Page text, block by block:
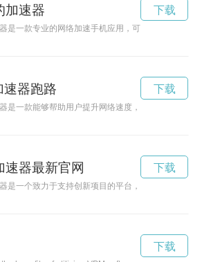
加速器
是一款专业的网络加速手机应用，可以有效提高网
下载
速器跑路
是一款能够帮助用户提升网络速度，让观影更加流
下载
速器最新官网
是一个致力于支持创新项目的平台，为创业者提供
下载
下载